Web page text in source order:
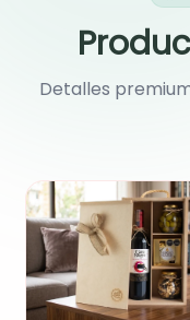
Detalles